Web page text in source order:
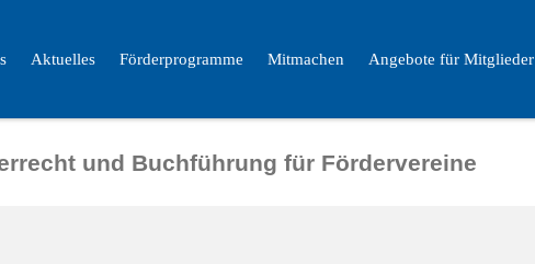
Aktuelles Förderprogramme Mitmachen Angebote für Mitglieder
und Buchführung für Fördervereine